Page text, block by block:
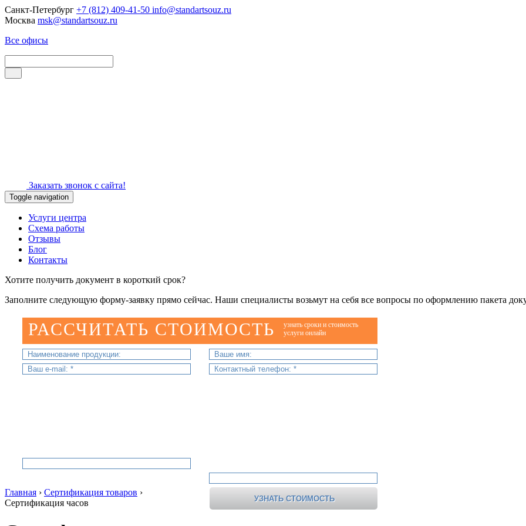
Санкт-Петербург +7 (812) 409-41-50 info@standartsouz.ru
Москва msk@standartsouz.ru
Все офисы
Заказать звонок с сайта!
Toggle navigation
Услуги центра
Схема работы
Отзывы
Блог
Контакты
Хотите получить документ в короткий срок?
Заполните следующую форму-заявку прямо сейчас. Наши специалисты возьмут на себя все вопросы по оформлению пакета
РАССЧИТАТЬ СТОИМОСТЬ
узнать сроки и стоимость
услуги онлайн
Главная › Сертификация товаров ›
Сертификация часов